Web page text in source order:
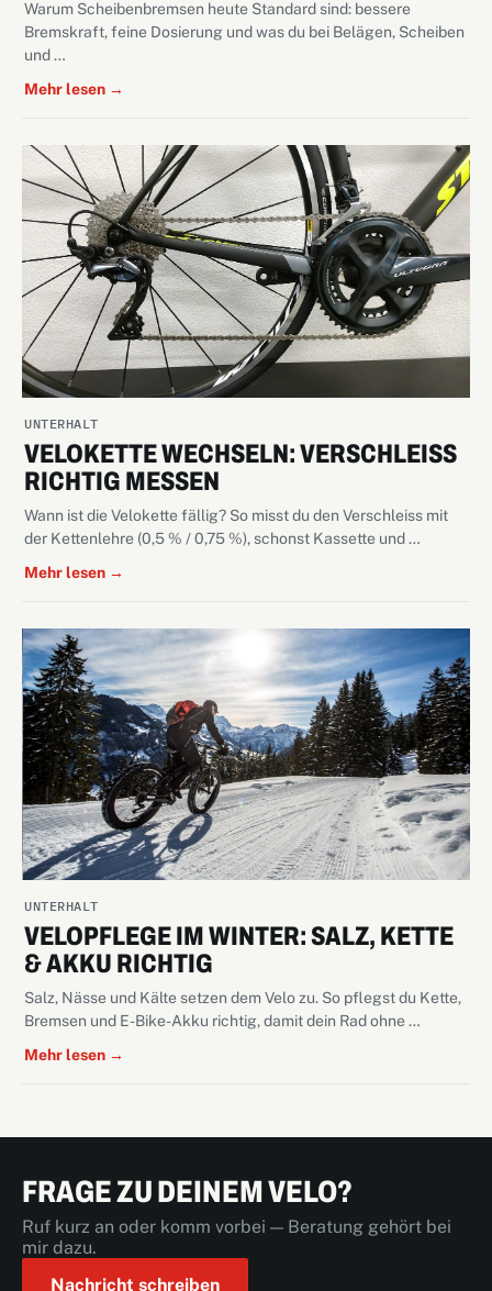
Warum Scheibenbremsen heute Standard sind: bessere
Bremskraft, feine Dosierung und was du bei Belägen, Scheiben
und …
Mehr lesen →
UNTERHALT
VELOKETTE WECHSELN: VERSCHLEISS
RICHTIG MESSEN
Wann ist die Velokette fällig? So misst du den Verschleiss mit
der Kettenlehre (0,5 % / 0,75 %), schonst Kassette und …
Mehr lesen →
UNTERHALT
VELOPFLEGE IM WINTER: SALZ, KETTE
& AKKU RICHTIG
Salz, Nässe und Kälte setzen dem Velo zu. So pflegst du Kette,
Bremsen und E-Bike-Akku richtig, damit dein Rad ohne …
Mehr lesen →
FRAGE ZU DEINEM VELO?
Ruf kurz an oder komm vorbei — Beratung gehört bei
mir dazu.
Nachricht schreiben